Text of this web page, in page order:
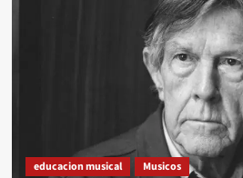
educacion musical Musicos